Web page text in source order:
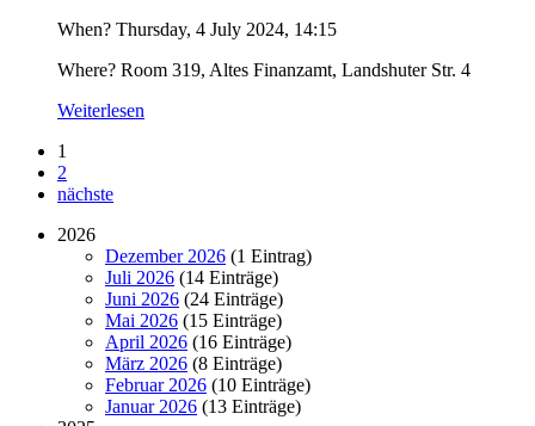
When? Thursday, 4 July 2024, 14:15
Where? Room 319, Altes Finanzamt, Landshuter Str. 4
Weiterlesen
1
2
nächste
2026
Dezember 2026 (1 Eintrag)
Juli 2026 (14 Einträge)
Juni 2026 (24 Einträge)
Mai 2026 (15 Einträge)
April 2026 (16 Einträge)
März 2026 (8 Einträge)
Februar 2026 (10 Einträge)
Januar 2026 (13 Einträge)